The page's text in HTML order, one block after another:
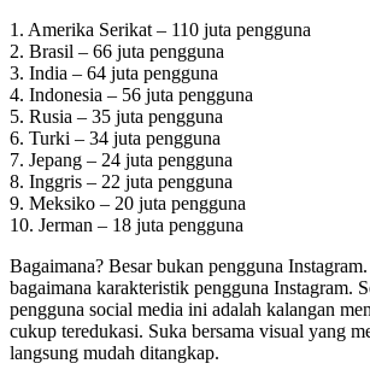
1. Amerika Serikat – 110 juta pengguna
2. Brasil – 66 juta pengguna
3. India – 64 juta pengguna
4. Indonesia – 56 juta pengguna
5. Rusia – 35 juta pengguna
6. Turki – 34 juta pengguna
7. Jepang – 24 juta pengguna
8. Inggris – 22 juta pengguna
9. Meksiko – 20 juta pengguna
10. Jerman – 18 juta pengguna
Bagaimana? Besar bukan pengguna
bagaimana karakteristik pengguna Instagram.
pengguna social media ini adalah kalangan
cukup teredukasi. Suka bersama visual yang
langsung mudah ditangkap.